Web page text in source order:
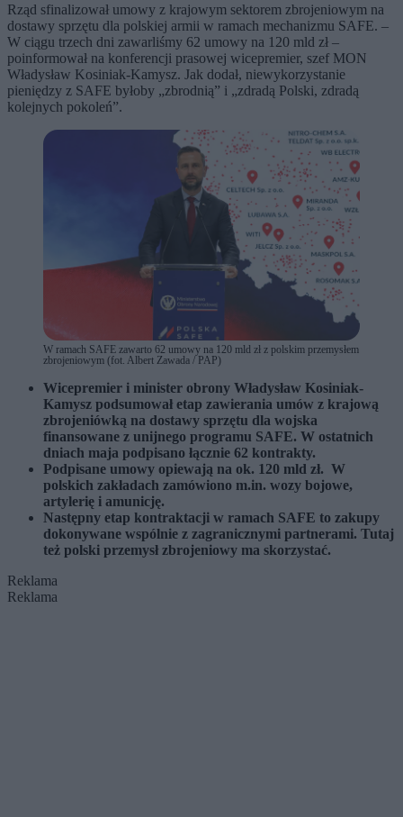
Rząd sfinalizował umowy z krajowym sektorem zbrojeniowym na
dostawy sprzętu dla polskiej armii w ramach mechanizmu SAFE. –
W ciągu trzech dni zawarliśmy 62 umowy na 120 mld zł –
poinformował na konferencji prasowej wicepremier, szef MON
Władysław Kosiniak-Kamysz. Jak dodał, niewykorzystanie
pieniędzy z SAFE byłoby „zbrodnią” i „zdradą Polski, zdradą
kolejnych pokoleń”.
W ramach SAFE zawarto 62 umowy na 120 mld zł z polskim przemysłem
zbrojeniowym (fot. Albert Zawada / PAP)
Wicepremier i minister obrony Władysław Kosiniak-
Kamysz podsumował etap zawierania umów z krajową
zbrojeniówką na dostawy sprzętu dla wojska
finansowane z unijnego programu SAFE. W ostatnich
dniach maja podpisano łącznie 62 kontrakty.
Podpisane umowy opiewają na ok. 120 mld zł. W
polskich zakładach zamówiono m.in. wozy bojowe,
artylerię i amunicję.
Następny etap kontraktacji w ramach SAFE to zakupy
dokonywane wspólnie z zagranicznymi partnerami. Tutaj
też polski przemysł zbrojeniowy ma skorzystać.
Reklama
Reklama